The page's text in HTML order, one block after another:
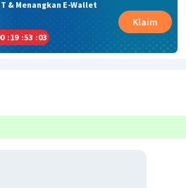
& Menangkan E-Wallet
:19 :53 :02
Klaim